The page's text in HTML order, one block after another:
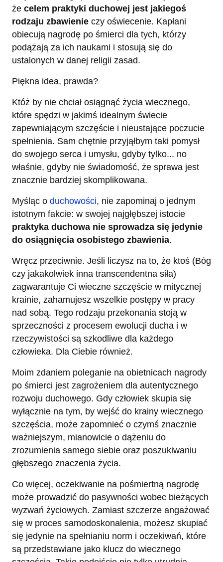
że celem praktyki duchowej jest jakiegoś
rodzaju zbawienie czy oświecenie. Kapłani
obiecują nagrodę po śmierci dla tych, którzy
podążają za ich naukami i stosują się do
ustalonych w danej religii zasad.
Piękna idea, prawda?
Któż by nie chciał osiągnąć życia wiecznego,
które spędzi w jakimś idealnym świecie
zapewniającym szczęście i nieustające poczucie
spełnienia. Sam chętnie przyjąłbym taki pomysł
do swojego serca i umysłu, gdyby tylko... no
właśnie, gdyby nie świadomość, że sprawa jest
znacznie bardziej skomplikowana.
Myśląc o duchowości, nie zapominaj o jednym
istotnym fakcie: w swojej najgłębszej istocie
praktyka duchowa nie sprowadza się jedynie
do osiągnięcia osobistego zbawienia.
Wręcz przeciwnie. Jeśli liczysz na to, że ktoś (Bóg
czy jakakolwiek inna transcendentna siła)
zagwarantuje Ci wieczne szczęście w mitycznej
krainie, zahamujesz wszelkie postępy w pracy
nad sobą. Tego rodzaju przekonania stoją w
sprzeczności z procesem ewolucji ducha i w
rzeczywistości są szkodliwe dla każdego
człowieka. Dla Ciebie również.
Moim zdaniem poleganie na obietnicach nagrody
po śmierci jest zagrożeniem dla autentycznego
rozwoju duchowego. Gdy człowiek skupia się
wyłącznie na tym, by wejść do krainy wiecznego
szczęścia, może zapomnieć o czymś znacznie
ważniejszym, mianowicie o dążeniu do
zrozumienia samego siebie oraz poszukiwaniu
głębszego znaczenia życia.
Co więcej, oczekiwanie na pośmiertną nagrodę
może prowadzić do pasywności wobec bieżących
wyzwań życiowych. Zamiast szczerze angażować
się w proces samodoskonalenia, możesz skupiać
się jedynie na spełnianiu norm i oczekiwań, które
są przedstawiane jako klucz do wiecznego